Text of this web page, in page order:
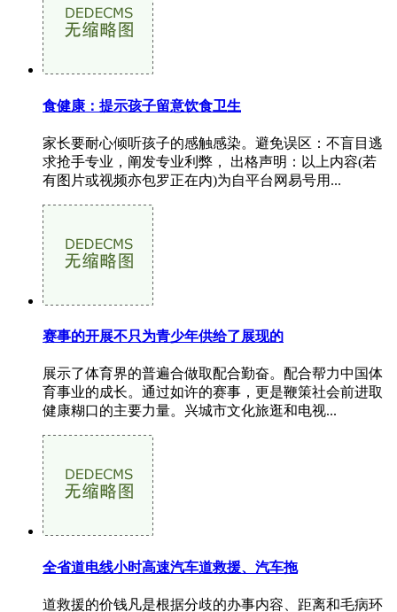
食健康：提示孩子留意饮食卫生
家长要耐心倾听孩子的感触感染。避免误区：不盲目逃
求抢手专业，阐发专业利弊， 出格声明：以上内容(若
有图片或视频亦包罗正在内)为自平台网易号用...
赛事的开展不只为青少年供给了展现的
展示了体育界的普遍合做取配合勤奋。配合帮力中国体
育事业的成长。通过如许的赛事，更是鞭策社会前进取
健康糊口的主要力量。兴城市文化旅逛和电视...
全省道电线小时高速汽车道救援、汽车拖
道救援的价钱凡是根据分歧的办事内容、距离和毛病环